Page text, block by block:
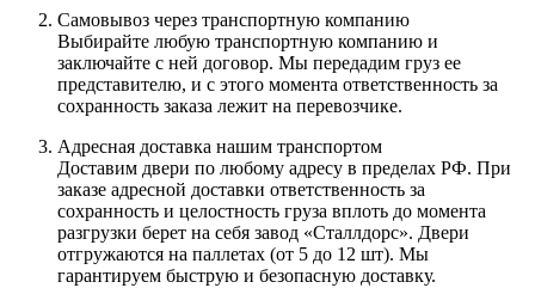
Самовывоз через транспортную компанию
Выбирайте любую транспортную компанию и
заключайте с ней договор. Мы передадим груз ее
представителю, и с этого момента ответственность за
сохранность заказа лежит на перевозчике.
Адресная доставка нашим транспортом
Доставим двери по любому адресу в пределах РФ. При
заказе адресной доставки ответственность за
сохранность и целостность груза вплоть до момента
разгрузки берет на себя завод «Сталлдорс». Двери
отгружаются на паллетах (от 5 до 12 шт). Мы
гарантируем быструю и безопасную доставку.